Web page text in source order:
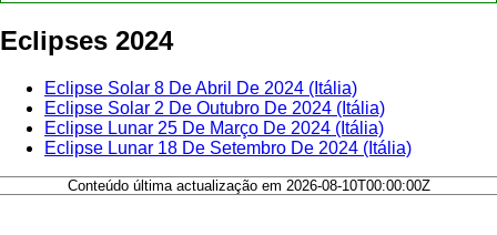
Eclipses 2024
Eclipse Solar 8 De Abril De 2024 (Itália)
Eclipse Solar 2 De Outubro De 2024 (Itália)
Eclipse Lunar 25 De Março De 2024 (Itália)
Eclipse Lunar 18 De Setembro De 2024 (Itália)
Conteúdo última actualização em 2026-08-10T00:00:00Z